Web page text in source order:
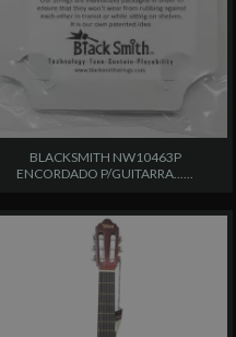
BLACKSMITH NW10463P
ENCORDADO P/GUITARRA......